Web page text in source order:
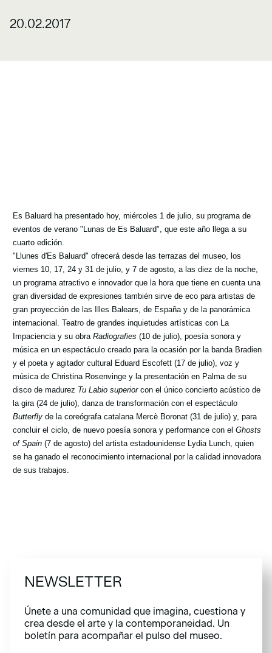
20.02.2017
Es Baluard ha presentado hoy, miércoles 1 de julio, su programa de
eventos de verano "Lunas de Es Baluard", que este año llega a su
cuarto edición.
"Llunes d'Es Baluard" ofrecerá desde las terrazas del museo, los
viernes 10, 17, 24 y 31 de julio, y 7 de agosto, a las diez de la noche,
un programa atractivo e innovador que la hora que tiene en cuenta una
gran diversidad de expresiones también sirve de eco para artistas de
gran proyección de las Illes Balears, de España y de la panorámica
internacional. Teatro de grandes inquietudes artísticas con La
Impaciencia y su obra Radiografies (10 de julio), poesía sonora y
música en un espectáculo creado para la ocasión por la banda Bradien
y el poeta y agitador cultural Eduard Escofett (17 de julio), voz y
música de Christina Rosenvinge y la presentación en Palma de su
disco de madurez Tu Labio superior con el único concierto acústico de
la gira (24 de julio), danza de transformación con el espectáculo
Butterfly de la coreógrafa catalana Mercè Boronat (31 de julio) y, para
concluir el ciclo, de nuevo poesía sonora y performance con el Ghosts
of Spain (7 de agosto) del artista estadounidense Lydia Lunch, quien
se ha ganado el reconocimiento internacional por la calidad innovadora
de sus trabajos.
NEWSLETTER
Únete a una comunidad que imagina, cuestiona y
crea desde el arte y la contemporaneidad. Un
boletín para acompañar el pulso del museo.